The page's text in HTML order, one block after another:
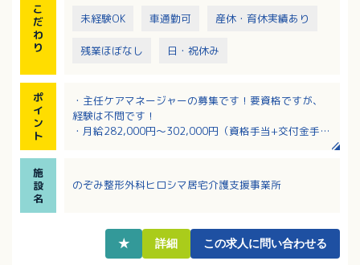
こ
だ
わ
り
未経験OK 車通勤可 産休・育休実績あり
残業ほぼなし 日・祝休み
ポ
イ
ン
ト
・主任ケアマネージャーの募集です！要資格ですが、
経験は不問です！
・月給282,000円～302,000円（資格手当+交付金手当
・社用車ありで外出業務にも対応しやすいです！
・育児休業と介護休業の取得実績があります！
施
設
名
のぞみ整形外科ヒロシマ居宅介護支援事業所
★ 詳細 この求人に問い合わせる